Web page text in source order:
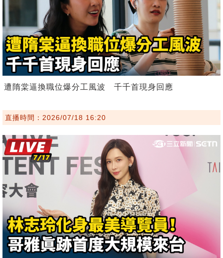
遭隋棠逼換職位爆分工風波 千千首現身回應
直播時間：2026/07/18 16:20